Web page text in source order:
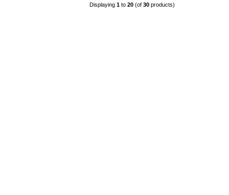
Displaying 1 to 20 (of 30 products)